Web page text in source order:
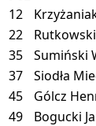
12
22
35
Sumiński
37
Siodła
45
Gólcz
49
Bogucki